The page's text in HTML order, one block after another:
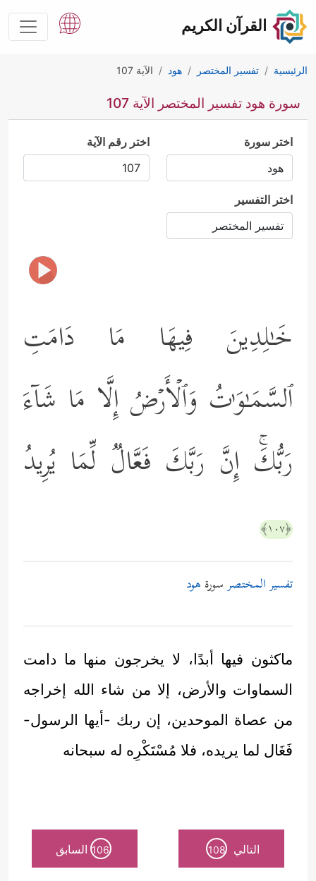
القرآن الكريم
الرئيسية تفسير المختصر هود الآية 107
سورة هود تفسير المختصر الآية 107
اختر سورة اختر رقم الآية
اختر التفسير
خَـٰلِدِینَ فِیهَا مَا دَامَتِ
ٱلسَّمَـٰوَ ٰ⁠تُ وَٱلۡأَرۡضُ إِلَّا مَا شَاۤءَ
رَبُّكَۚ إِنَّ رَبَّكَ فَعَّالࣱ لِّمَا یُرِیدُ
﴿١٠٧﴾
تفسير المختصرسورة هود
ماكثون فيها أبدًا، لا يخرجون منها ما دامت
السماوات والأرض، إلا من شاء الله إخراجه
من عصاة الموحدين، إن ربك -أيها الرسول-
فَغَال لما يريده، فلا مُسْتَكْرِه له سبحانه
التالي 108
106 السابق